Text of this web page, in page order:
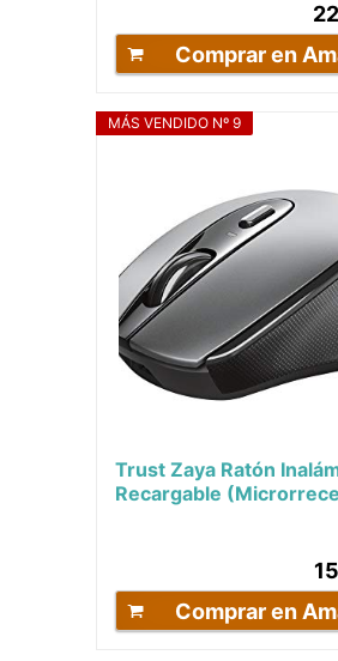
Comprar en
MÁS VENDIDO Nº 9
Trust Zaya Ratón
Recargable
USB se Puede
Comprar en